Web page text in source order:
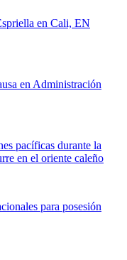
en Cali, EN
en Administración
pacíficas durante la
en el oriente caleño
para posesión